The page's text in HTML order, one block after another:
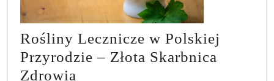
Rośliny Lecznicze w Polskiej
Przyrodzie – Złota Skarbnica
Zdrowia